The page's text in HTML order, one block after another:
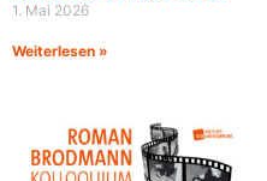
1. Mai 2026
Weiterlesen »